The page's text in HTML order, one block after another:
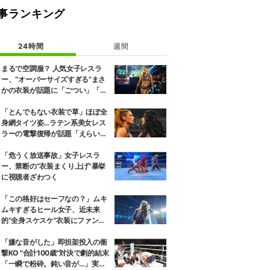
ランキング
24時間 週間
まるで空調服？ 人気女子レスラ
ー、“オーバーサイズすぎる”まさ
かの衣装が話題に「ごつい」「肩
「とんでもない衣装で草」ほぼ全
身網タイツ姿…ラテン系美女レス
ラーの電撃復帰が話題「えらいセ
「危うく放送事故」女子レスラ
ー、禁断の“衣装まくり上げ”暴挙
に視聴者ざわつく
「この格好はセーフなの？」ムキ
ムキすぎるヒール女子、近未来
的“全身スケスケ”衣装にファンツ
感…」
「嫌な音がした」即担架投入の衝
撃KO "合計100歳"対決で劇的結末
「一瞬で粉砕。鈍い音が…」実況